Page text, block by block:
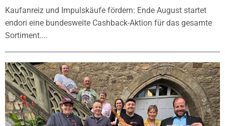
Kaufanreiz und Impulskäufe fördern: Ende August startet
endori eine bundesweite Cashback-Aktion für das gesamte
Sortiment....